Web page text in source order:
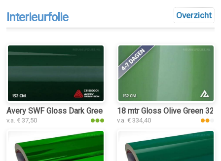
Overzicht
Interieurfolie
Avery SWF Gloss Dark Green interieurfolie
v.a. € 37,50
18 mtr Gloss Olive Green
v.a. € 334,40